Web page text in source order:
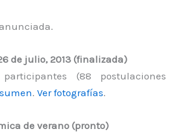
de julio, 2013 (finalizada)
(88 postulaciones
. Ver fotografías.
de verano (pronto)